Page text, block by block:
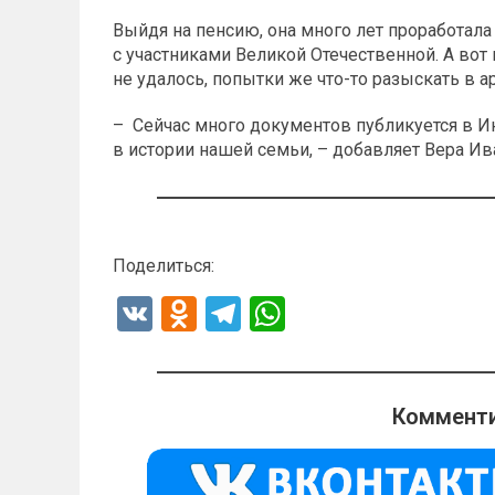
Выйдя на пенсию, она много лет
с участниками Великой Отечественной. А
не удалось, попытки же что-то разыскать в
– Сейчас много документов публикуется в
в истории нашей семьи, – добавляет Вера
Поделиться:
V
O
n
kl
T
e
a
at
A